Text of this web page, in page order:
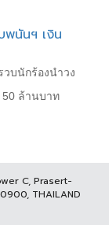
พนันฯ เงิน
บนักร้องนำวง
50 ล้านบาท
C, Prasert-
THAILAND